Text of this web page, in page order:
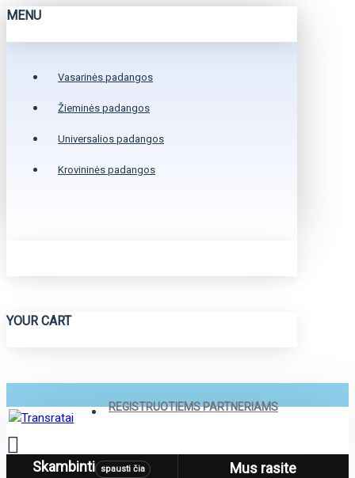
MENU
Vasarinės padangos
Žieminės padangos
Universalios padangos
Krovininės padangos
YOUR CART
REGISTRUOTIEMS PARTNERIAMS
MenuSkambinti spausti čia Mus rasite